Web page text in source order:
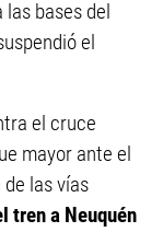
bases del
el
el cruce
mayor ante el
las vías
tren a Neuquén